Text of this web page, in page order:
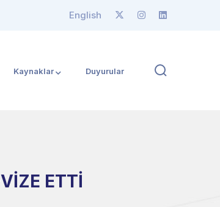
English
Kaynaklar Duyurular
ETTİ